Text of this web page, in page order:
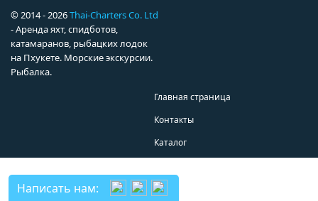
© 2014 - 2026Thai-Charters Co. Ltd
- Аренда яхт, спидботов,
катамаранов, рыбацких лодок
на Пхукете. Морские экскурсии.
Рыбалка.
Главная страница
Контакты
Каталог
Написать нам: